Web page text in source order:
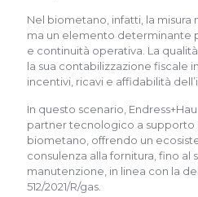
Nel biometano, infatti, la
ma un elemento determinante
e continuità operativa. La
la sua contabilizzazione fiscale
incentivi, ricavi e affidabilità
In questo scenario,
partner tecnologico a
biometano, offrendo un
consulenza alla fornitura, fino al
manutenzione, in linea con la
512/2021/R/gas.